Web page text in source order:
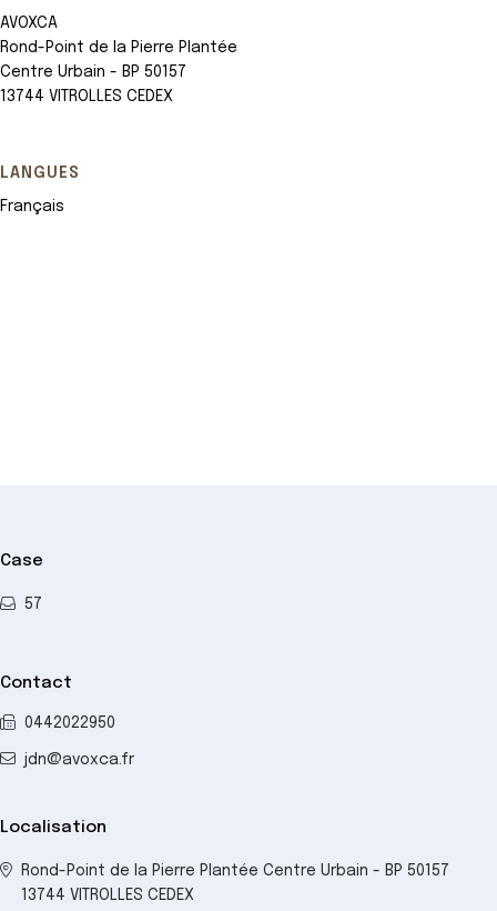
AVOXCA
Rond-Point de la Pierre Plantée
Centre Urbain - BP 50157
13744 VITROLLES CEDEX
LANGUES
Français
Case
57
Contact
0442022950
jdn@avoxca.fr
Localisation
Rond-Point de la Pierre Plantée Centre Urbain - BP 50157
13744 VITROLLES CEDEX